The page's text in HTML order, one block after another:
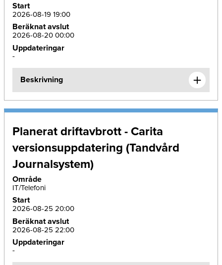
Start
2026-08-19 19:00
Beräknat avslut
2026-08-20 00:00
Uppdateringar
-
Beskrivning
Planerat driftavbrott - Carita
versionsuppdatering (Tandvård
Journalsystem)
Område
IT/Telefoni
Start
2026-08-25 20:00
Beräknat avslut
2026-08-25 22:00
Uppdateringar
-